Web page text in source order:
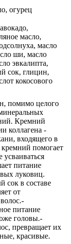
огурец
масло,
масло
ши, масло
эвкалипта,
сок, глицин,
кокосового
помимо целого
Кремний
коллагена -
входящего в
кремний помогает
питание
луковиц.
сок в составе
от
питание
головы.-
превращает их
красивые.